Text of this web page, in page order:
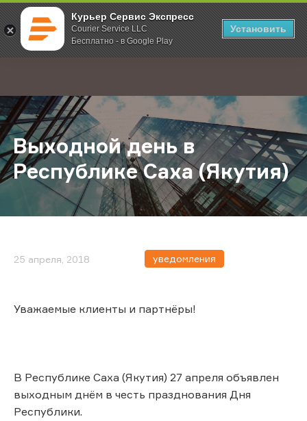
Курьер Сервис Экспресс
Courier Service LLC
Бесплатно - в Google Play
Установить
; Главная О компании Новости Выходной день в Республике
Выходной день в
Республике Саха (Якутия)
25 апреля, 2018 уведомления
Уважаемые клиенты и партнёры!
В Республике Саха (Якутия) 27 апреля объявлен
выходным днём в честь празднования Дня
Республики.